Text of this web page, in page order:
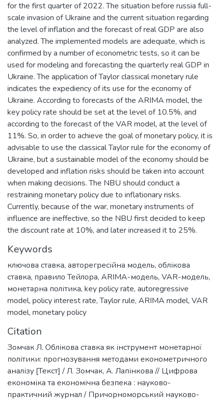
for the first quarter of 2022. The situation before russia full-
scale invasion of Ukraine and the current situation regarding
the level of inflation and the forecast of real GDP are also
analyzed. The implemented models are adequate, which is
confirmed by a number of econometric tests, so it can be
used for modeling and forecasting the quarterly real GDP in
Ukraine. The application of Taylor classical monetary rule
indicates the expediency of its use for the economy of
Ukraine. According to forecasts of the ARIMA model, the
key policy rate should be set at the level of 10.5%, and
according to the forecast of the VAR model, at the level of
11%. So, in order to achieve the goal of monetary policy, it is
advisable to use the classical Taylor rule for the economy of
Ukraine, but a sustainable model of the economy should be
developed and inflation risks should be taken into account
when making decisions. The NBU should conduct a
restraining monetary policy due to inflationary risks.
Currently, because of the war, monetary instruments of
influence are ineffective, so the NBU first decided to keep
the discount rate at 10%, and later increased it to 25%.
Keywords
ключова ставка, авторегресійна модель, облікова
ставка, правило Тейлора, ARIMA-модель, VAR-модель,
монетарна політика, key policy rate, autoregressive
model, policy interest rate,Taylor rule, ARIMA model, VAR
model, monetary policy
Citation
Зомчак Л. Облікова ставка як інструмент монетарної
політики: прогнозування методами економетричного
аналізу [Текст] / Л. Зомчак, А. Лапінкова // Цифрова
економіка та економічна безпека : науково-
практичний журнал / Причорноморський науково-